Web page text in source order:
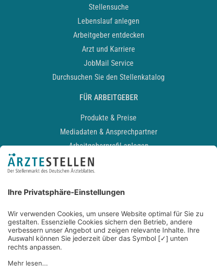
Stellensuche
Lebenslauf anlegen
Arbeitgeber entdecken
Arzt und Karriere
JobMail Service
Durchsuchen Sie den Stellenkatalog
FÜR ARBEITGEBER
Produkte & Preise
Mediadaten & Ansprechpartner
Arbeitgeberprofil anlegen
Recruiting-Podcast
Kontakt
Datenschutz
Newsletter